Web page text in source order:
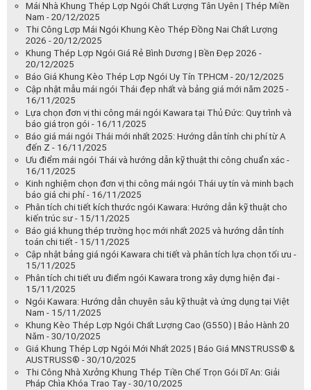
Mái Nhà Khung Thép Lợp Ngói Chất Lượng Tân Uyên | Thép Miền
Nam - 20/12/2025
Thi Công Lợp Mái Ngói Khung Kèo Thép Đồng Nai Chất Lượng
2026 - 20/12/2025
Khung Thép Lợp Ngói Giá Rẻ Bình Dương | Bền Đẹp 2026 -
20/12/2025
Báo Giá Khung Kèo Thép Lợp Ngói Uy Tín TP.HCM - 20/12/2025
Cập nhật mẫu mái ngói Thái đẹp nhất và bảng giá mới năm 2025 -
16/11/2025
Lựa chọn đơn vị thi công mái ngói Kawara tại Thủ Đức: Quy trình và
báo giá trọn gói - 16/11/2025
Báo giá mái ngói Thái mới nhất 2025: Hướng dẫn tính chi phí từ A
đến Z - 16/11/2025
Ưu điểm mái ngói Thái và hướng dẫn kỹ thuật thi công chuẩn xác -
16/11/2025
Kinh nghiệm chọn đơn vị thi công mái ngói Thái uy tín và minh bạch
báo giá chi phí - 16/11/2025
Phân tích chi tiết kích thước ngói Kawara: Hướng dẫn kỹ thuật cho
kiến trúc sư - 15/11/2025
Báo giá khung thép trường học mới nhất 2025 và hướng dẫn tính
toán chi tiết - 15/11/2025
Cập nhật bảng giá ngói Kawara chi tiết và phân tích lựa chọn tối ưu -
15/11/2025
Phân tích chi tiết ưu điểm ngói Kawara trong xây dựng hiện đại -
15/11/2025
Ngói Kawara: Hướng dẫn chuyên sâu kỹ thuật và ứng dụng tại Việt
Nam - 15/11/2025
Khung Kèo Thép Lợp Ngói Chất Lượng Cao (G550) | Bảo Hành 20
Năm - 30/10/2025
Giá Khung Thép Lợp Ngói Mới Nhất 2025 | Báo Giá MNSTRUSS® &
AUSTRUSS® - 30/10/2025
Thi Công Nhà Xưởng Khung Thép Tiền Chế Trọn Gói Dĩ An: Giải
Pháp Chìa Khóa Trao Tay - 30/10/2025